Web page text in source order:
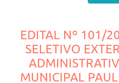
EDITAL Nº 101/
SELETIVO
MUNICIPAL